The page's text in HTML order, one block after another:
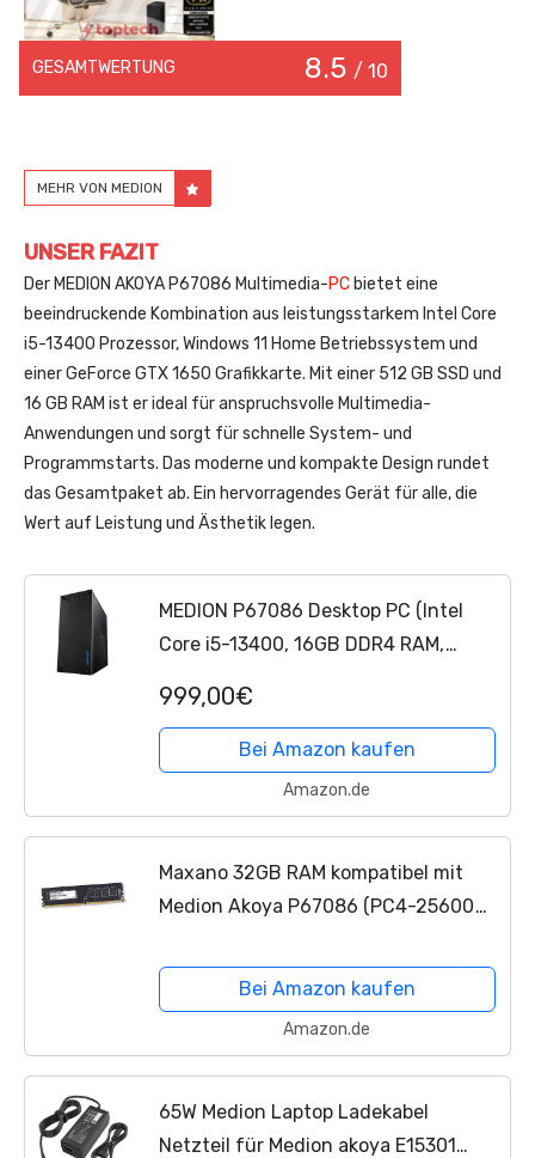
GESAMTWERTUNG 8.5 / 10
MEHR VON MEDION
UNSER FAZIT
Der MEDION AKOYA P67086 Multimedia-PC bietet eine
beeindruckende Kombination aus leistungsstarkem Intel Core
i5-13400 Prozessor, Windows 11 Home Betriebssystem und
einer GeForce GTX 1650 Grafikkarte. Mit einer 512 GB SSD und
16 GB RAM ist er ideal für anspruchsvolle Multimedia-
Anwendungen und sorgt für schnelle System- und
Programmstarts. Das moderne und kompakte Design rundet
das Gesamtpaket ab. Ein hervorragendes Gerät für alle, die
Wert auf Leistung und Ästhetik legen.
MEDION P67086 Desktop PC (Intel
Core i5-13400, 16GB DDR4 RAM,
4GB GDDR5, WLAN, Win 11 Home)
999,00€
Bei Amazon kaufen
Amazon.de
Maxano 32GB RAM kompatibel mit
Medion Akoya P67086 (PC4-25600
Bei Amazon kaufen
Amazon.de
65W Medion Laptop Ladekabel
Netzteil für Medion akoya E15301